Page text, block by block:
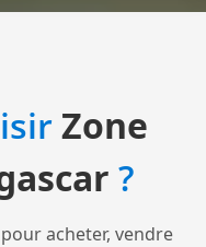
Zone
?
acheter, vendre